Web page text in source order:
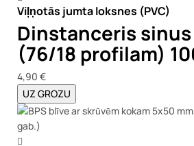
Viļņotās jumta loksnes (PVC)
Dinstanceris
(76/18 profilam)
4,90 €
UZ GROZU